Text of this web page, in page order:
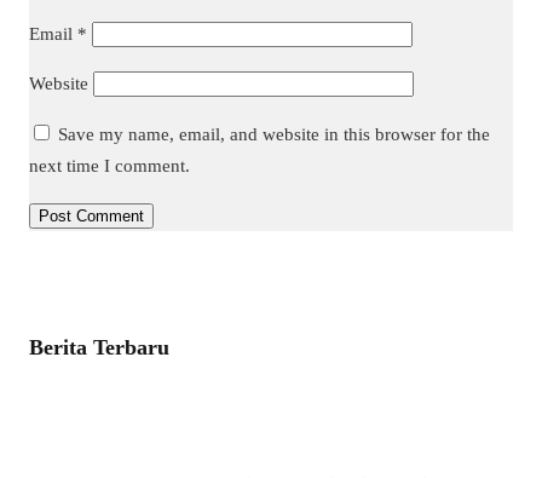
Email *
Website
Save my name, email, and website in this browser for the
next time I comment.
Berita Terbaru